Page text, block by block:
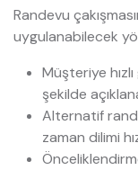
Randevu
uygulanabilecek
Müşteriye
şekilde
Alternatif
zaman dilimi